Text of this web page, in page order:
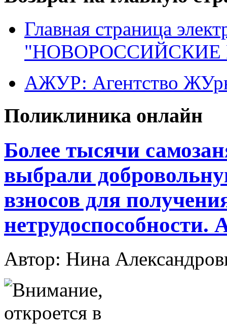
Главная страница
"НОВОРОССИЙСКИЕ
АЖУР: Агентство
Поликлиника онлайн
Более тысячи
выбрали
взносов для
нетрудоспособности.
Автор: Нина